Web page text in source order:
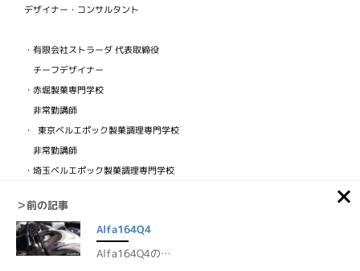
デザイナー・コンサルタント
・有限会社ストラーダ 代表取締役
チーフデザイナー
・赤堀製菓専門学校
非常勤講師
・ 東京ベルエポック製菓調理専門学校
非常勤講師
・埼玉ベルエポック製菓調理専門学校
・ビジュアルフードクリエイター協会
検定講師
＞前の記事
Alfa164Q4
Alfa164Q4の…